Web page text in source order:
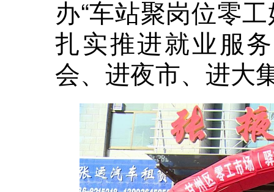
办“车站聚岗位零
扎实推进就业服
会、进夜市、进大